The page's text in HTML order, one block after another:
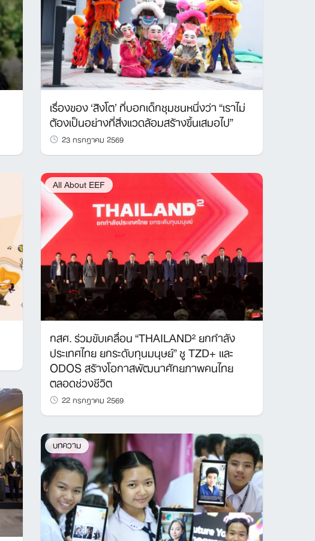
เรื่องของ ‘สิงโต’ ที่บอกเด็กชุมชนหนึ่งว่า “เราไม่
ต้องเป็นอย่างที่สิ่งแวดล้อมสร้างขึ้นเสมอไป”
23 กรกฎาคม 2569
All About EEF
กสศ. ร่วมขับเคลื่อน “THAILAND² ยกกำลัง
ประเทศไทย ยกระดับทุนมนุษย์” ชู TZD+ และ
ODOS สร้างโอกาสพัฒนาศักยภาพคนไทย
ตลอดช่วงชีวิต
22 กรกฎาคม 2569
บทความ